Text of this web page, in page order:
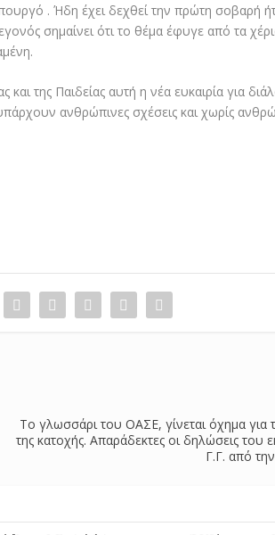
. Ήδη έχει δεχθεί την πρώτη σοβαρή
σημαίνει ότι το θέμα έφυγε από τα
της Παιδείας αυτή η νέα ευκαιρία για
ανθρώπινες σχέσεις και χωρίς
Το γλωσσάρι του ΟΑΣΕ, γίνεται όχημα για
της κατοχής. Απαράδεκτες οι δηλώσεις
Γ.Γ. από